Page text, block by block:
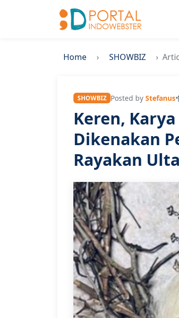
Home SHOWBIZ
SHOWBIZ Posted by Stefanus•
Keren,
Dikenakan
Rayakan